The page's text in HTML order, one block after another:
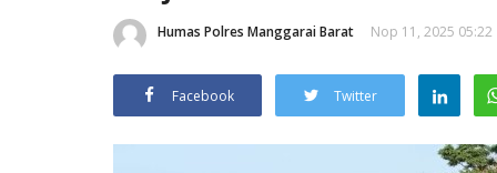
Humas Polres Manggarai Barat Nop 11, 2025 05:22
Facebook Twitter